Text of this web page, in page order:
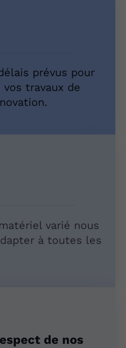
prévus pour
vos travaux de
varié nous
à toutes les
de nos